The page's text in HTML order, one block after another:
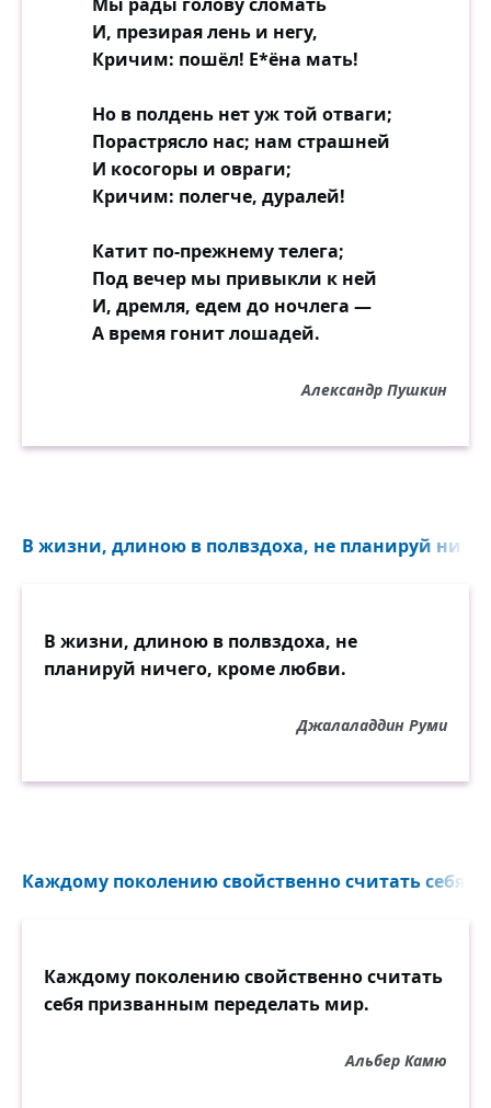
И, презирая лень и негу,
Кричим: пошёл! Е*ёна мать!
Но в полдень нет уж той отваги;
Порастрясло нас; нам страшней
И косогоры и овраги;
Кричим: полегче, дуралей!
Катит по-прежнему телега;
Под вечер мы привыкли к ней
И, дремля, едем до ночлега —
А время гонит лошадей.
Александр Пушкин
В жизни, длиною в полвздоха, не планируй
В жизни, длиною в полвздоха, не
планируй ничего, кроме любви.
Джалаладдин Руми
Каждому поколению свойственно считать себя
Каждому поколению свойственно считать
себя призванным переделать мир.
Альбер Камю